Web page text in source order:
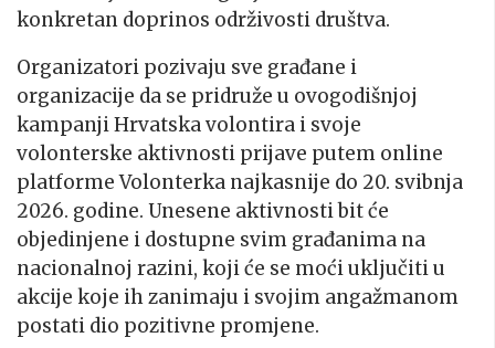
konkretan doprinos održivosti društva.
Organizatori pozivaju sve građane i
organizacije da se pridruže u ovogodišnjoj
kampanji Hrvatska volontira i svoje
volonterske aktivnosti prijave putem online
platformeVolonterka najkasnije do 20. svibnja
2026. godine. Unesene aktivnosti bit će
objedinjene i dostupne svim građanima na
nacionalnoj razini, koji će se moći uključiti u
akcije koje ih zanimaju i svojim angažmanom
postati dio pozitivne promjene.